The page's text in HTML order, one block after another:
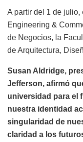
A partir del 1 de
Engineering &
de Negocios, la
de Arquitectura,
Susan Aldridge,
Jefferson, afirmó
universidad para el
nuestra identidad
singularidad de
claridad a los